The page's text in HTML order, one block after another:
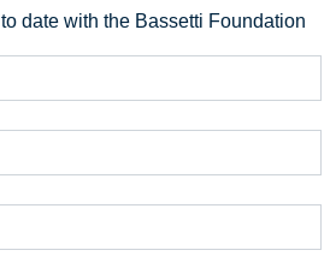
date with the Bassetti Foundation